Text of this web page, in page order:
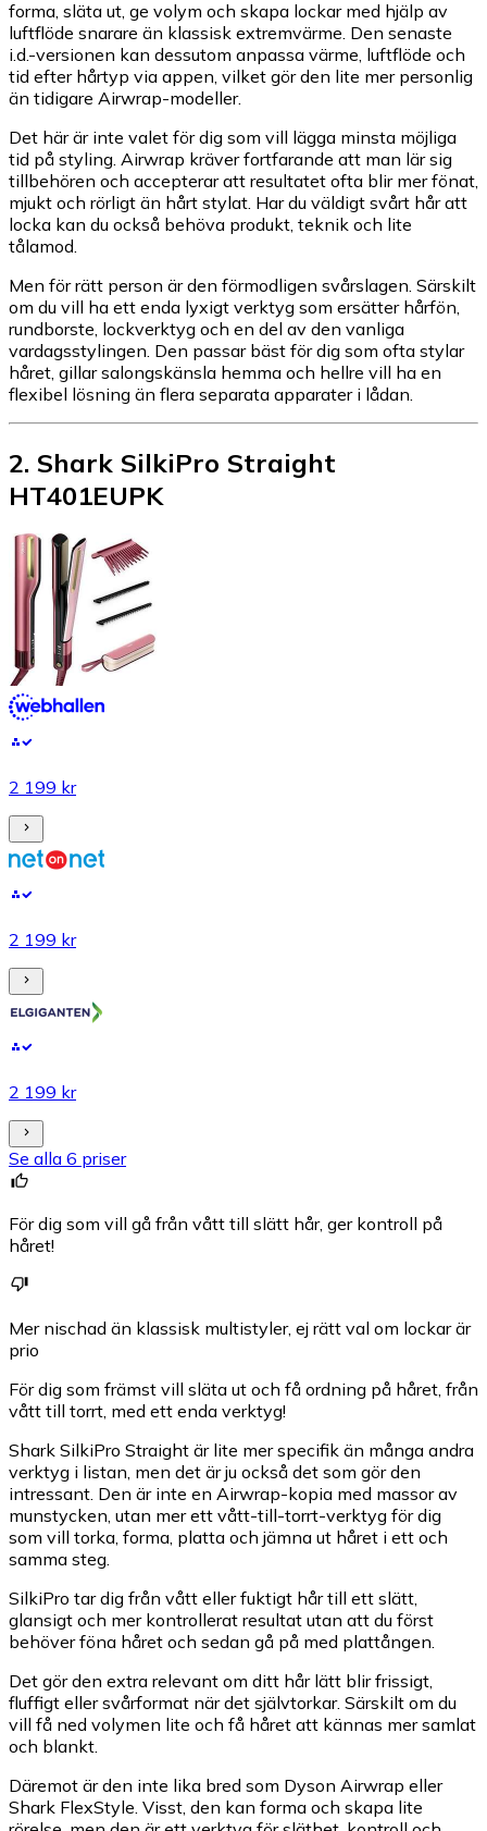
forma, släta ut, ge volym och skapa lockar med hjälp av
luftflöde snarare än klassisk extremvärme. Den senaste
i.d.-versionen kan dessutom anpassa värme, luftflöde och
tid efter hårtyp via appen, vilket gör den lite mer personlig
än tidigare Airwrap-modeller.
Det här är inte valet för dig som vill lägga minsta möjliga
tid på styling. Airwrap kräver fortfarande att man lär sig
tillbehören och accepterar att resultatet ofta blir mer fönat,
mjukt och rörligt än hårt stylat. Har du väldigt svårt hår att
locka kan du också behöva produkt, teknik och lite
tålamod.
Men för rätt person är den förmodligen svårslagen. Särskilt
om du vill ha ett enda lyxigt verktyg som ersätter hårfön,
rundborste, lockverktyg och en del av den vanliga
vardagsstylingen. Den passar bäst för dig som ofta stylar
håret, gillar salongskänsla hemma och hellre vill ha en
flexibel lösning än flera separata apparater i lådan.
2. Shark SilkiPro Straight
HT401EUPK
2 199 kr
2 199 kr
2 199 kr
Se alla 6 priser
För dig som vill gå från vått till slätt hår, ger kontroll på
håret!
Mer nischad än klassisk multistyler, ej rätt val om lockar är
prio
För dig som främst vill släta ut och få ordning på håret, från
vått till torrt, med ett enda verktyg!
Shark SilkiPro Straight är lite mer specifik än många andra
verktyg i listan, men det är ju också det som gör den
intressant. Den är inte en Airwrap-kopia med massor av
munstycken, utan mer ett vått-till-torrt-verktyg för dig
som vill torka, forma, platta och jämna ut håret i ett och
samma steg.
SilkiPro tar dig från vått eller fuktigt hår till ett slätt,
glansigt och mer kontrollerat resultat utan att du först
behöver föna håret och sedan gå på med plattången.
Det gör den extra relevant om ditt hår lätt blir frissigt,
fluffigt eller svårformat när det självtorkar. Särskilt om du
vill få ned volymen lite och få håret att kännas mer samlat
och blankt.
Däremot är den inte lika bred som Dyson Airwrap eller
Shark FlexStyle. Visst, den kan forma och skapa lite